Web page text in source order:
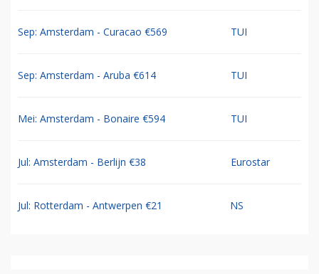
Sep: Amsterdam - Curacao €569 TUI
Sep: Amsterdam - Aruba €614 TUI
Mei: Amsterdam - Bonaire €594 TUI
Jul: Amsterdam - Berlijn €38 Eurostar
Jul: Rotterdam - Antwerpen €21 NS